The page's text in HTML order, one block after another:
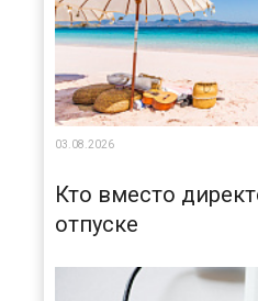
03.08.2026
Кто вместо
отпуске